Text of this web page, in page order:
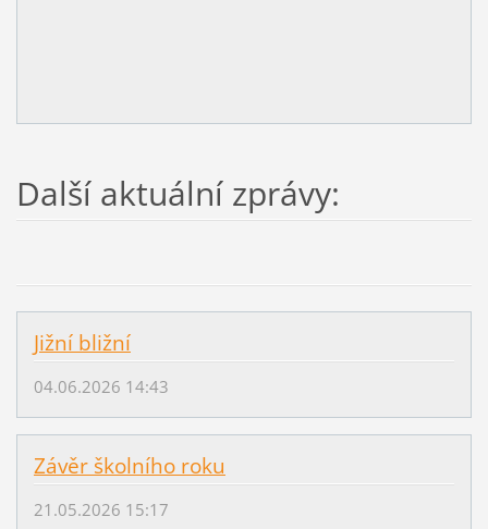
Další aktuální zprávy:
Jižní bližní
04.06.2026 14:43
Závěr školního roku
21.05.2026 15:17